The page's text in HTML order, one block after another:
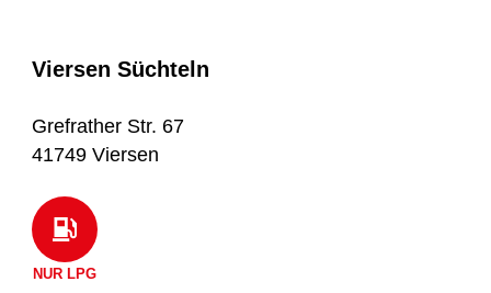
Viersen Süchteln
Grefrather Str. 67
41749 Viersen
NUR LPG